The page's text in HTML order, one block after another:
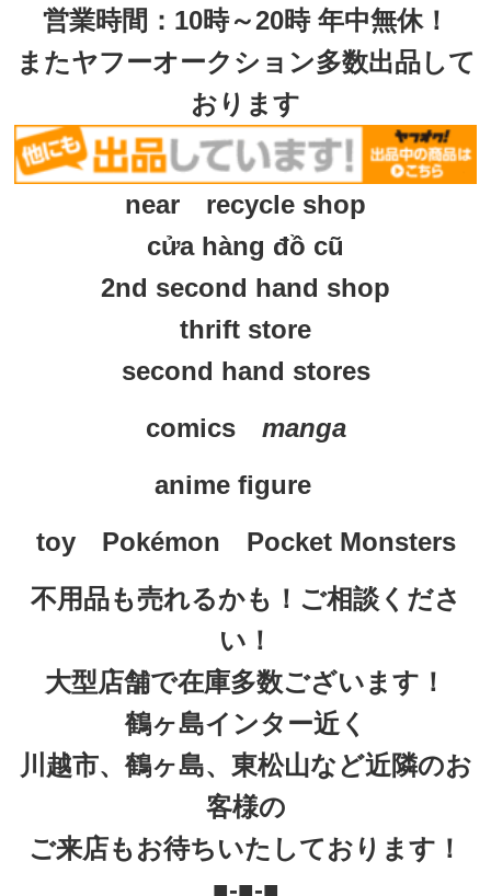
営業時間：10時～20時 年中無休！
またヤフーオークション多数出品して
おります
near recycle shop
cửa hàng đồ cũ
2nd second hand shop
thrift store
second hand stores
comics manga
anime figure
toy Pokémon　Pocket Monsters
不用品も売れるかも！ご相談くださ
い！
大型店舗で在庫多数ございます！
鶴ヶ島インター近く
川越市、鶴ヶ島、東松山など近隣のお
客様の
ご来店もお待ちいたしております！
■-■-■